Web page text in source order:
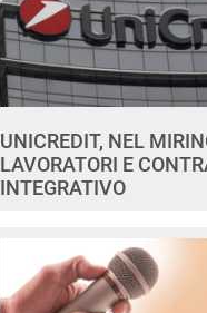
UNICREDIT, NEL
LAVORATORI E
INTEGRATIVO